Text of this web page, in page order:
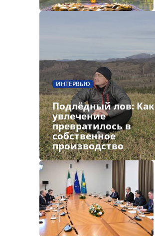
ИНТЕРВЬЮ
Подлёдный лов: Как
увлечение
превратилось в
собственное
производство